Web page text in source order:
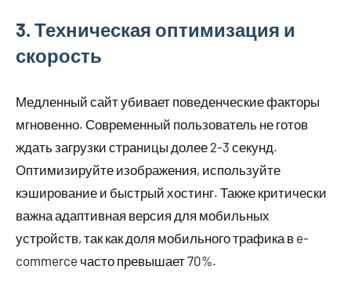
3. Техническая оптимизация и
скорость
Медленный сайт убивает поведенческие факторы
мгновенно. Современный пользователь не готов
ждать загрузки страницы долее 2-3 секунд.
Оптимизируйте изображения, используйте
кэширование и быстрый хостинг. Также критически
важна адаптивная версия для мобильных
устройств, так как доля мобильного трафика в e-
commerce часто превышает 70%.